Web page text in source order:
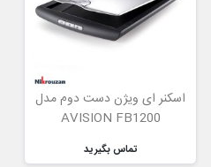
اسکنر ای ویژن دست دوم مدل
AVISION FB1200
تماس بگیرید